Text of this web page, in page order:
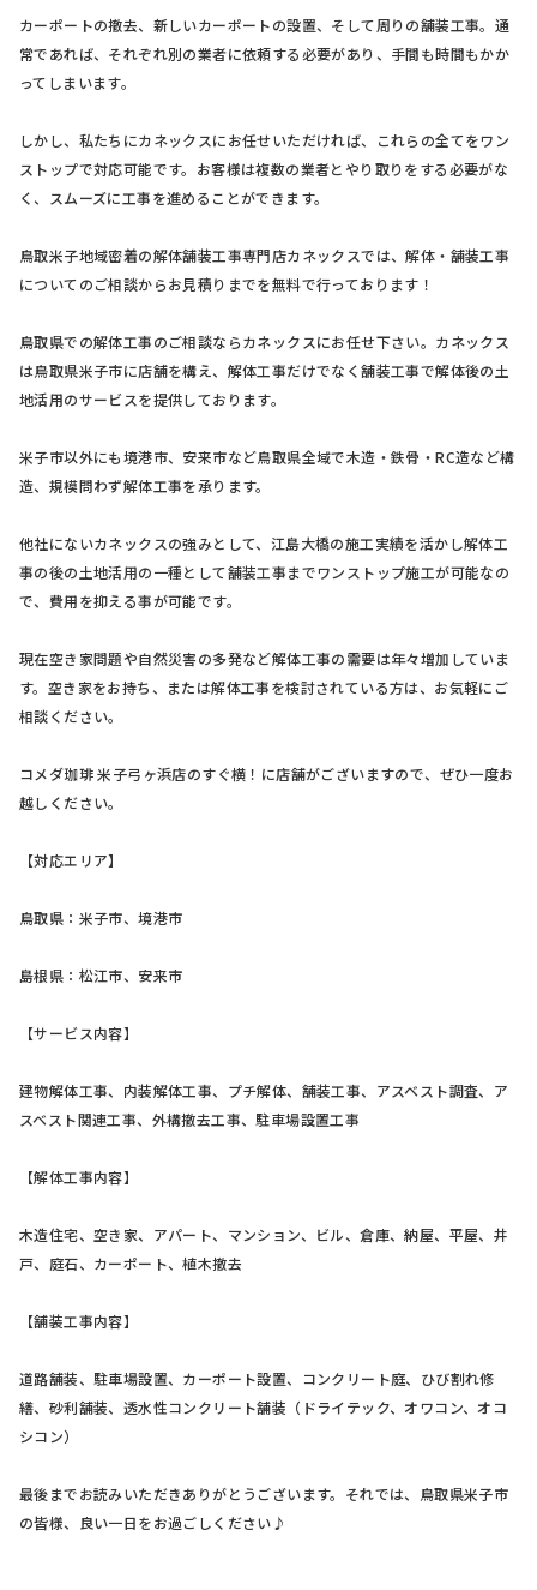
カーポートの撤去、新しいカーポートの設置、そして周りの舗装工事。通
常であれば、それぞれ別の業者に依頼する必要があり、手間も時間もかか
ってしまいます。
しかし、私たちにカネックスにお任せいただければ、これらの全てをワン
ストップで対応可能です。お客様は複数の業者とやり取りをする必要がな
く、スムーズに工事を進めることができます。
鳥取米子地域密着の解体舗装工事専門店カネックスでは、解体・舗装工事
についてのご相談からお見積りまでを無料で行っております！
鳥取県での解体工事のご相談ならカネックスにお任せ下さい。カネックス
は鳥取県米子市に店舗を構え、解体工事だけでなく舗装工事で解体後の土
地活用のサービスを提供しております。
米子市以外にも境港市、安来市など鳥取県全域で木造・鉄骨・RC造など構
造、規模問わず解体工事を承ります。
他社にないカネックスの強みとして、江島大橋の施工実績を活かし解体工
事の後の土地活用の一種として舗装工事までワンストップ施工が可能なの
で、費用を抑える事が可能です。
現在空き家問題や自然災害の多発など解体工事の需要は年々増加していま
す。空き家をお持ち、または解体工事を検討されている方は、お気軽にご
相談ください。
コメダ珈琲 米子弓ヶ浜店のすぐ横！に店舗がございますので、ぜひ一度お
越しください。
【対応エリア】
鳥取県：米子市、境港市
島根県：松江市、安来市
【サービス内容】
建物解体工事、内装解体工事、プチ解体、舗装工事、アスベスト調査、ア
スベスト関連工事、外構撤去工事、駐車場設置工事
【解体工事内容】
木造住宅、空き家、アパート、マンション、ビル、倉庫、納屋、平屋、井
戸、庭石、カーポート、植木撤去
【舗装工事内容】
道路舗装、駐車場設置、カーポート設置、コンクリート庭、ひび割れ修
繕、砂利舗装、透水性コンクリート舗装（ドライテック、オワコン、オコ
シコン）
最後までお読みいただきありがとうございます。それでは、鳥取県米子市
の皆様、良い一日をお過ごしください♪